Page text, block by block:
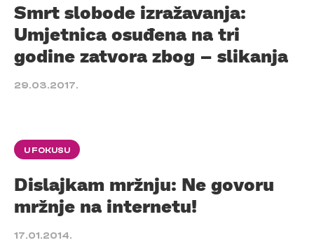
Smrt slobode izražavanja:
Umjetnica osuđena na tri
godine zatvora zbog – slikanja
29.03.2017.
U FOKUSU
Dislajkam mržnju: Ne govoru
mržnje na internetu!
17.01.2014.